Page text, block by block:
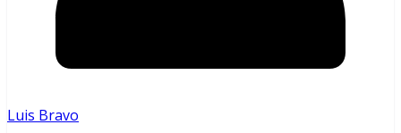
Luis Bravo